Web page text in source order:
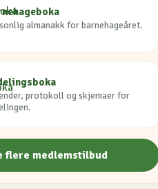
almanakk for barnehageåret.
protokoll og skjemaer for
flere medlemstilbud